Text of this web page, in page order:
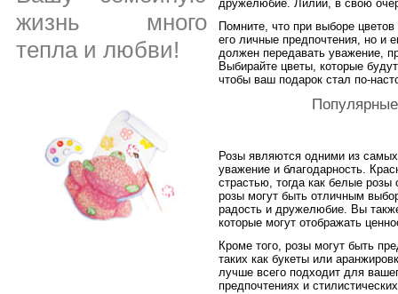
жизнь много
тепла и любви!
дружелюбие. Лилии, в свою
Помните, что при выборе
его личные предпочтения, но и
должен передавать уважение,
Выбирайте цветы, которые
чтобы ваш подарок стал по-
Розы являются одними из
уважение и благодарность.
страстью, тогда как белые
розы могут быть отличным
радость и дружелюбие. Вы
которые могут отображать
Кроме того, розы могут быть
таких как букеты или
лучше всего подходит для
предпочтениях и